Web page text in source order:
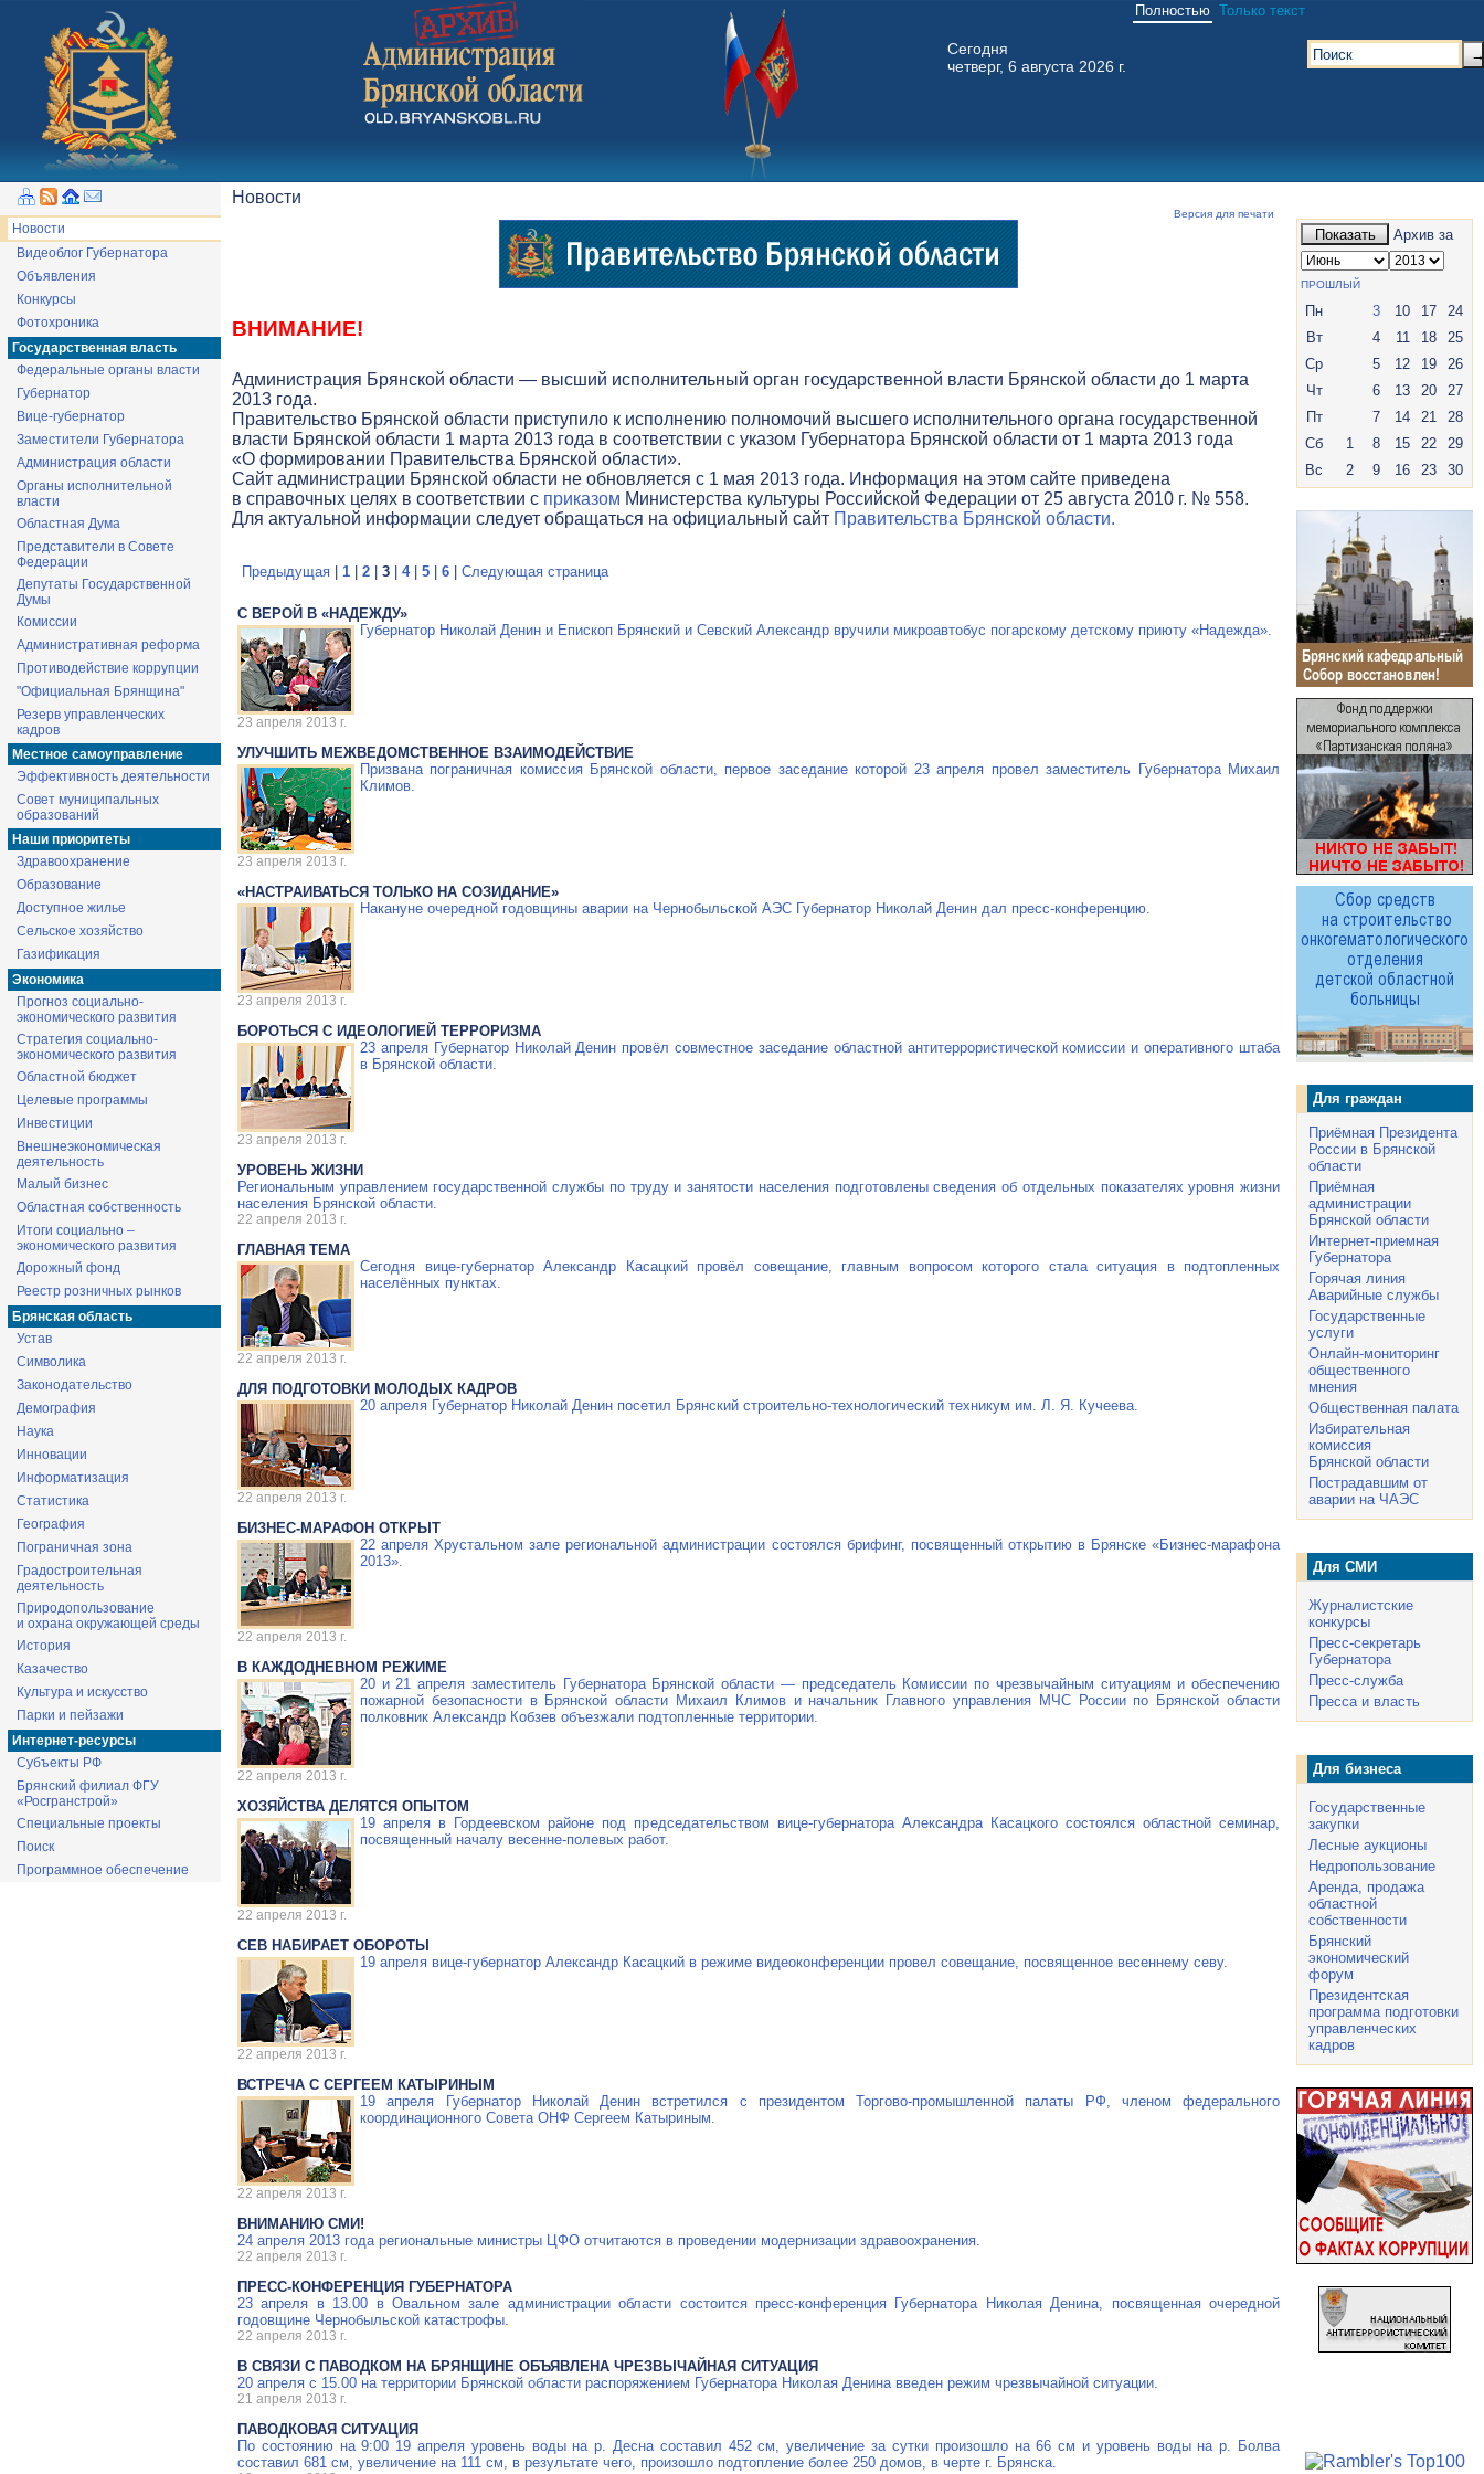
Полностью Только текст
Сегодня
четверг, 6 августа 2026 г.
→
Новости
Видеоблог Губернатора
Объявления
Конкурсы
Фотохроника
Государственная власть
Федеральные органы власти
Губернатор
Вице-губернатор
Заместители Губернатора
Администрация области
Органы исполнительной
власти
Областная Дума
Представители в Совете
Федерации
Депутаты Государственной
Думы
Комиссии
Административная реформа
Противодействие коррупции
"Официальная Брянщина"
Резерв управленческих
кадров
Местное самоуправление
Эффективность деятельности
Совет муниципальных
образований
Наши приоритеты
Здравоохранение
Образование
Доступное жилье
Сельское хозяйство
Газификация
Экономика
Прогноз социально-
экономического развития
Стратегия социально-
экономического развития
Областной бюджет
Целевые программы
Инвестиции
Внешнеэкономическая
деятельность
Малый бизнес
Областная собственность
Итоги социально –
экономического развития
Дорожный фонд
Реестр розничных рынков
Брянская область
Устав
Символика
Законодательство
Демография
Наука
Инновации
Информатизация
Статистика
География
Пограничная зона
Градостроительная
деятельность
Природопользование
и охрана окружающей среды
История
Казачество
Культура и искусство
Парки и пейзажи
Интернет-ресурсы
Субъекты РФ
Брянский филиал ФГУ
«Росгранстрой»
Специальные проекты
Поиск
Программное обеспечение
Новости
Версия для печати
ВНИМАНИЕ!
Администрация Брянской области — высший исполнительный орган государственной власти Брянской области до 1 марта
2013 года.
Правительство Брянской области приступило к исполнению полномочий высшего исполнительного органа государственной
власти Брянской области 1 марта 2013 года в соответствии с указом Губернатора Брянской области от 1 марта 2013 года
«О формировании Правительства Брянской области».
Cайт администрации Брянской области не обновляется с 1 мая 2013 года. Информация на этом сайте приведена
в справочных целях в соответствии с приказом Министерства культуры Российской Федерации от 25 августа 2010 г. № 558.
Для актуальной информации следует обращаться на официальный сайт Правительства Брянской области.
Предыдущая 1 2 3 4| 5 6 Следующая страница
С ВЕРОЙ В «НАДЕЖДУ»
Губернатор Николай Денин и Епископ Брянский и Севский Александр вручили микроавтобус погарскому детскому приюту «Надежда».
23 апреля 2013 г.
УЛУЧШИТЬ МЕЖВЕДОМСТВЕННОЕ ВЗАИМОДЕЙСТВИЕ
Призвана пограничная комиссия Брянской области, первое заседание которой 23 апреля провел заместитель Губернатора Михаил
Климов.
23 апреля 2013 г.
«НАСТРАИВАТЬСЯ ТОЛЬКО НА СОЗИДАНИЕ»
Накануне очередной годовщины аварии на Чернобыльской АЭС Губернатор Николай Денин дал пресс-конференцию.
23 апреля 2013 г.
БОРОТЬСЯ С ИДЕОЛОГИЕЙ ТЕРРОРИЗМА
23 апреля Губернатор Николай Денин провёл совместное заседание областной антитеррористической комиссии и оперативного штаба
в Брянской области.
23 апреля 2013 г.
УРОВЕНЬ ЖИЗНИ
Региональным управлением государственной службы по труду и занятости населения подготовлены сведения об отдельных показателях уровня жизни
населения Брянской области.
22 апреля 2013 г.
ГЛАВНАЯ ТЕМА
Сегодня вице-губернаторАлександр Касацкий провёл совещание, главным вопросом которого стала ситуация в подтопленных
населённых пунктах.
22 апреля 2013 г.
ДЛЯ ПОДГОТОВКИ МОЛОДЫХ КАДРОВ
20 апреля Губернатор Николай Денин посетил Брянский строительно-технологический техникум им. Л. Я. Кучеева.
22 апреля 2013 г.
БИЗНЕС-МАРАФОН ОТКРЫТ
22 апреля Хрустальном зале региональной администрации состоялся брифинг, посвященный открытию в Брянске «Бизнес-марафона
2013».
22 апреля 2013 г.
В КАЖДОДНЕВНОМ РЕЖИМЕ
20 и 21 апреля заместитель Губернатора Брянской области — председатель Комиссии по чрезвычайным ситуациям и обеспечению
пожарной безопасности в Брянской области Михаил Климов и начальник Главного управления МЧС России по Брянской области
полковник Александр Кобзев объезжали подтопленные территории.
22 апреля 2013 г.
ХОЗЯЙСТВА ДЕЛЯТСЯ ОПЫТОМ
19 апреля в Гордеевском районе под председательством вице-губернатораАлександра Касацкого состоялся областной семинар,
посвященный началу весенне-полевых работ.
22 апреля 2013 г.
СЕВ НАБИРАЕТ ОБОРОТЫ
19 апреля вице-губернатор Александр Касацкий в режиме видеоконференции провел совещание, посвященное весеннему севу.
22 апреля 2013 г.
ВСТРЕЧА С СЕРГЕЕМ КАТЫРИНЫМ
19 апреля Губернатор Николай Денин встретился с президентом Торгово-промышленной палаты РФ, членом федерального
координационного Совета ОНФ Сергеем Катыриным.
22 апреля 2013 г.
ВНИМАНИЮ СМИ!
24 апреля 2013 года региональные министры ЦФО отчитаются в проведении модернизации здравоохранения.
22 апреля 2013 г.
ПРЕСС-КОНФЕРЕНЦИЯ ГУБЕРНАТОРА
23 апреля в 13.00 в Овальном зале администрации области состоится пресс-конференция Губернатора Николая Денина, посвященная очередной
годовщине Чернобыльской катастрофы.
22 апреля 2013 г.
В СВЯЗИ С ПАВОДКОМ НА БРЯНЩИНЕ ОБЪЯВЛЕНА ЧРЕЗВЫЧАЙНАЯ СИТУАЦИЯ
20 апреля с 15.00 на территории Брянской области распоряжением Губернатора Николая Денина введен режим чрезвычайной ситуации.
21 апреля 2013 г.
ПАВОДКОВАЯ СИТУАЦИЯ
По состоянию на 9:00 19 апреля уровень воды на р. Десна составил 452 см, увеличение за сутки произошло на 66 см и уровень воды на р. Болва
составил 681 см, увеличение на 111 см, в результате чего, произошло подтопление более 250 домов, в черте г. Брянска.
Показать Архив за
ПРОШЛЫЙ
Пн 3 10 17
24
Вт
4 11 18
25
Ср
5 12 19
26
Чт
6 13 20
27
Пт
7 14 21
28
Сб
1 8 15 22
29
Вс
2 9 16 23 30
Для граждан
Приёмная Президента
России в Брянской
области
Приёмная
администрации
Брянской области
Интернет-приемная
Губернатора
Горячая линия
Аварийные службы
Государственные
услуги
Онлайн-мониторинг
общественного
мнения
Общественная палата
Избирательная
комиссия
Брянской области
Пострадавшим от
аварии на ЧАЭС
Для СМИ
Журналистские
конкурсы
Пресс-секретарь
Губернатора
Пресс-служба
Пресса и власть
Для бизнеса
Государственные
закупки
Лесные аукционы
Недропользование
Аренда, продажа
областной
собственности
Брянский
экономический
форум
Президентская
программа подготовки
управленческих
кадров